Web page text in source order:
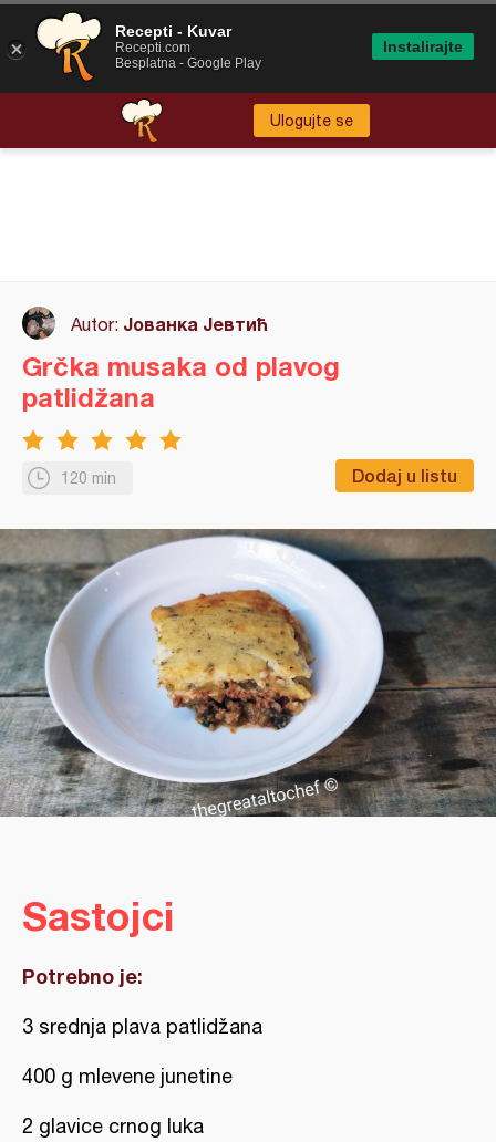
Ulogujte se
Autor: Јованка Јевтић
120 min Dodaj u listu
Grčka musaka od plavog
patlidžana
Sastojci
Potrebno je:
3 srednja plava patlidžana
400 g mlevene junetine
2 glavice crnog luka
Recepti - Kuvar
Recepti.com
Besplatna - Google Play
Instalirajte